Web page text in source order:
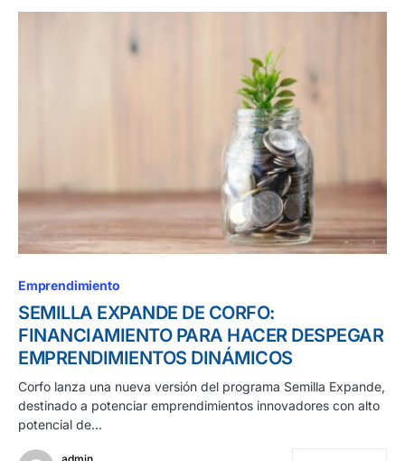
Emprendimiento
SEMILLA EXPANDE DE CORFO:
FINANCIAMIENTO PARA HACER DESPEGAR
EMPRENDIMIENTOS DINÁMICOS
Corfo lanza una nueva versión del programa Semilla Expande,
destinado a potenciar emprendimientos innovadores con alto
potencial de…